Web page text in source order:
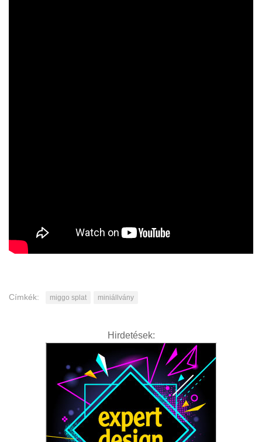
Címkék: miggo splat miniállvány
Hirdetések: